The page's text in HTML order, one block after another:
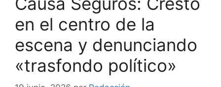
en el centro de la
escena y denunciando
«trasfondo político»